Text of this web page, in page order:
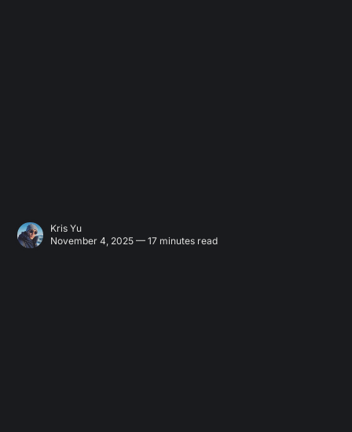
Kris Yu
November 4, 2025 — 17 minutes read